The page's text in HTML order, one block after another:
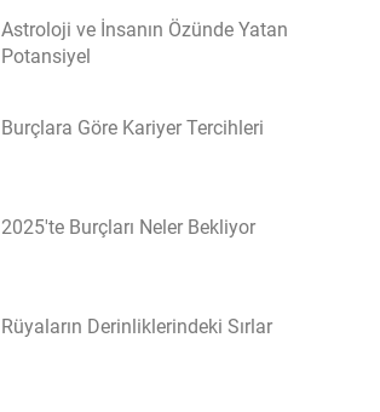
Astroloji ve İnsanın Özünde Yatan
Potansiyel
Burçlara Göre Kariyer Tercihleri
2025'te Burçları Neler Bekliyor
Rüyaların Derinliklerindeki Sırlar